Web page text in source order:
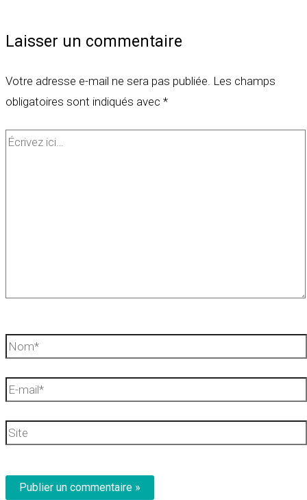
Laisser un commentaire
Votre adresse e-mail ne sera pas publiée. Les champs
obligatoires sont indiqués avec *
Écrivez
Nom*
E-
Site